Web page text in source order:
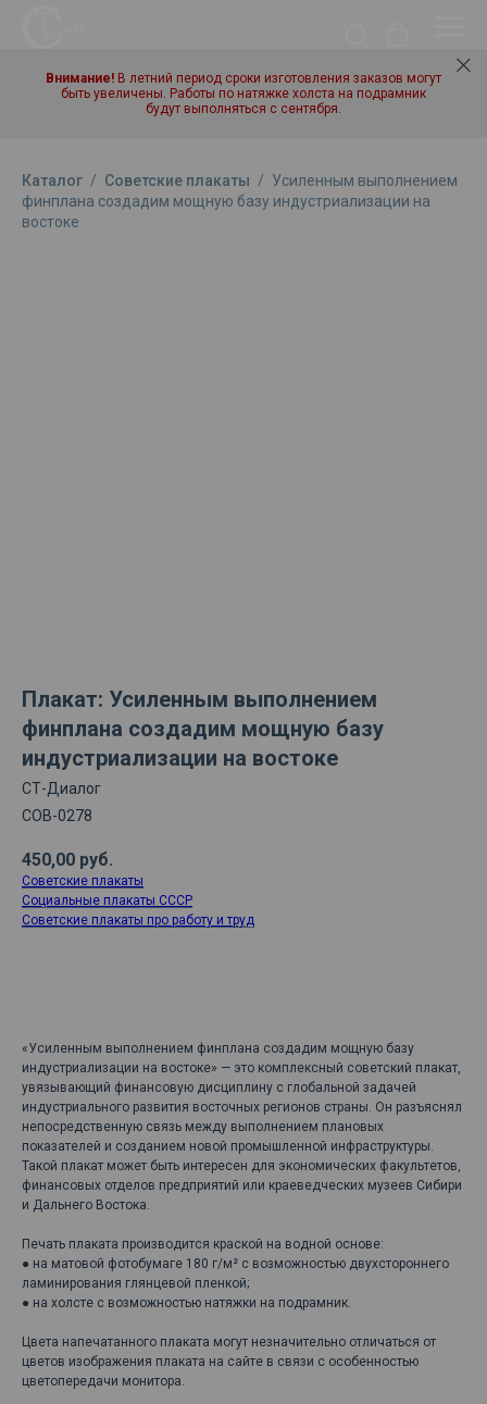
Внимание! В летний период сроки изготовления заказов могут
быть увеличены. Работы по натяжке холста на подрамник
будут выполняться с сентября.
Каталог / Советские плакаты / Усиленным выполнением
финплана создадим мощную базу индустриализации на
востоке
Плакат: Усиленным выполнением
финплана создадим мощную базу
индустриализации на востоке
СТ-Диалог
СОВ-0278
450,00 руб.
Советские плакаты
Социальные плакаты СССР
Советские плакаты про работу и труд
«Усиленным выполнением финплана создадим мощную базу
индустриализации на востоке» — это комплексный советский плакат,
увязывающий финансовую дисциплину с глобальной задачей
индустриального развития восточных регионов страны. Он разъяснял
непосредственную связь между выполнением плановых
показателей и созданием новой промышленной инфраструктуры.
Такой плакат может быть интересен для экономических факультетов,
финансовых отделов предприятий или краеведческих музеев Сибири
и Дальнего Востока.
Печать плаката производится краской на водной основе:
● на матовой фотобумаге 180 г/м² с возможностью двухстороннего
ламинирования глянцевой пленкой;
● на холсте с возможностью натяжки на подрамник.
Цвета напечатанного плаката могут незначительно отличаться от
цветов изображения плаката на сайте в связи с особенностью
цветопередачи монитора.